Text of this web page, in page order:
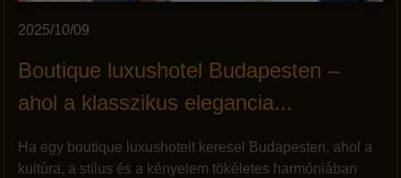
2025/10/09
Boutique luxushotel Budapesten –
ahol a klasszikus elegancia...
Ha egy boutique luxushotelt keresel Budapesten, ahol a
kultúra, a stílus és a kényelem tökéletes harmóniában